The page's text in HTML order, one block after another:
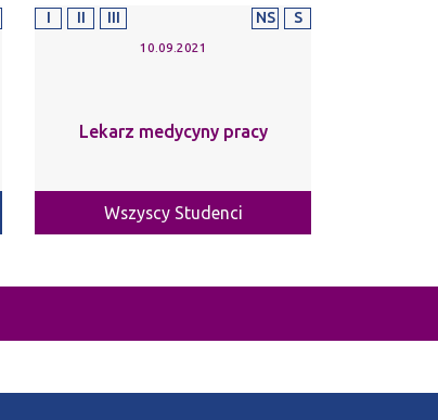
I II III NS S
10.09.2021
Lekarz medycyny pracy
Wszyscy Studenci